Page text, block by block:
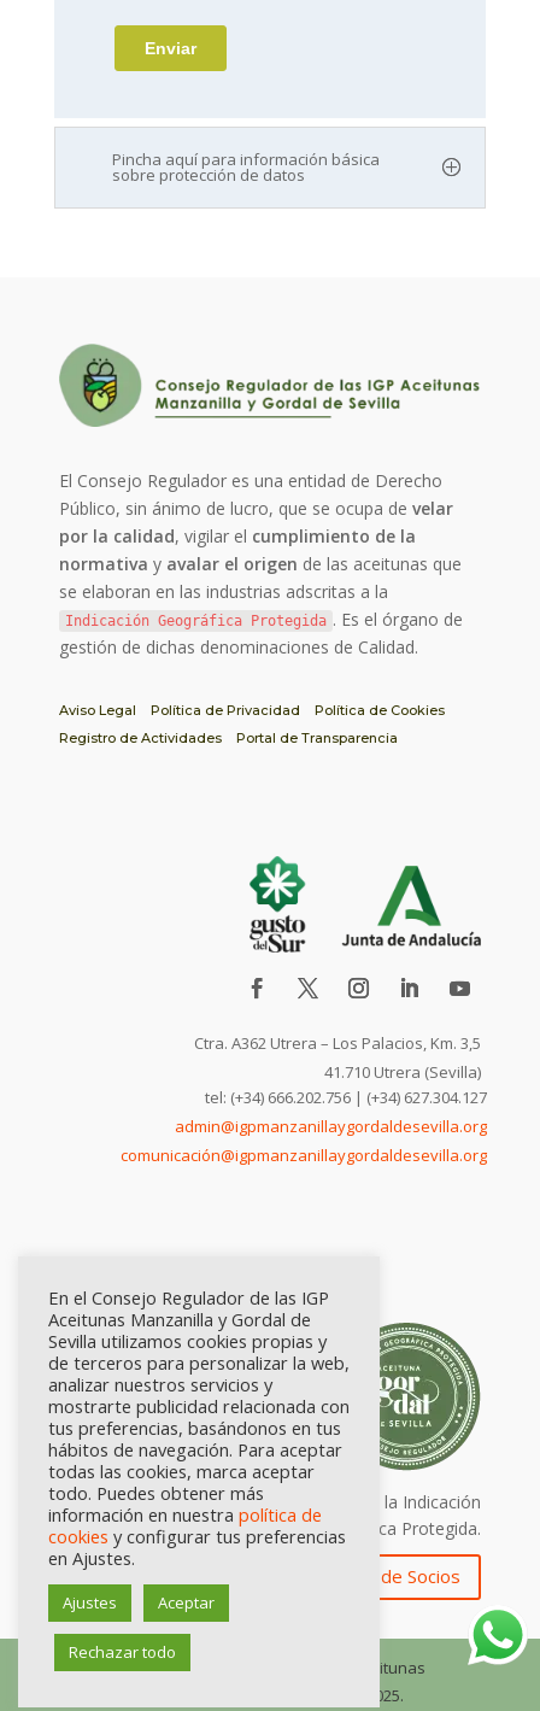
Pincha aquí para información básica
sobre protección de datos
El Consejo Regulador es una entidad de Derecho
Público, sin ánimo de lucro, que se ocupa develar
por la calidad, vigilar el cumplimiento de la
normativa y avalar el origen de las aceitunas que
se elaboran en las industrias adscritas a la
Indicación Geográfica Protegida . Es el órgano de
gestión de dichas denominaciones de Calidad.
Aviso Legal Política de Privacidad
Política de Cookies
Registro de Actividades
Portal de Transparencia
Ctra. A362 Utrera – Los Palacios, Km. 3,5
41.710 Utrera (Sevilla)
tel: (+34) 666.202.756 | (+34) 627.304.127
admin@igpmanzanillaygordaldesevilla.org
comunicación@igpmanzanillaygordaldesevilla.org
Calidad certificada por Origen. Sellos de la Indicación
Geográfica Protegida.
Zona de Socios
© Consejo Regulador de las IGP Aceitunas
Manzanilla y Gordal de Sevilla, 2025.
En el Consejo Regulador de las IGP
Aceitunas Manzanilla y Gordal de
Sevilla utilizamos cookies propias y
de terceros para personalizar la web,
analizar nuestros servicios y
mostrarte publicidad relacionada con
tus preferencias, basándonos en tus
hábitos de navegación. Para aceptar
todas las cookies, marca aceptar
todo. Puedes obtener más
información en nuestra política de
cookies y configurar tus preferencias
en Ajustes.
Ajustes Aceptar
Rechazar todo